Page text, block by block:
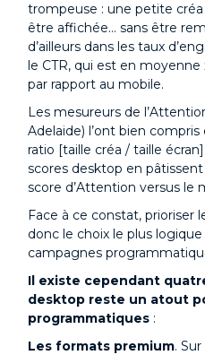
trompeuse : une petite
être affichée… sans être
d’ailleurs dans les taux
le CTR, qui est en
par rapport au mobile.
Les mesureurs de
Adelaide) l’ont bien
ratio [taille créa / taille
scores desktop en
score d’Attention versus le
Face à ce constat, prioriser
donc le choix le plus
campagnes
Il existe cependant
desktop reste un atout
programmatiques :
Les formats premium.